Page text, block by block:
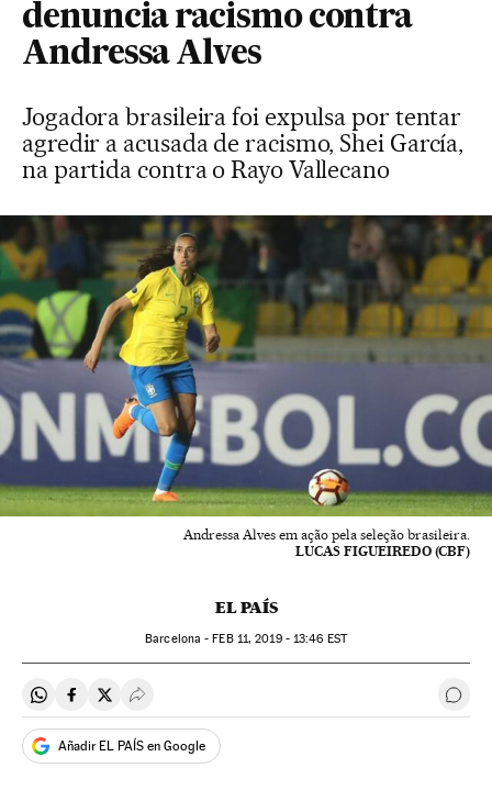
denuncia racismo contra
Andressa Alves
Jogadora brasileira foi expulsa por tentar
agredir a acusada de racismo, Shei García,
na partida contra o Rayo Vallecano
Andressa Alves em ação pela seleção brasileira.
LUCAS FIGUEIREDO (CBF)
EL PAÍS
Barcelona - FEB11, 2019 - 13:46 EST
Compartir en Whatsapp
Compartir en Facebook
Compartir en Twitter
Desplegar Redes Sociales
Añadir EL PAÍS en Google